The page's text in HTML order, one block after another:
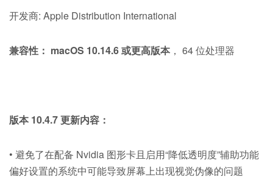
开发商: Apple Distribution International
兼容性： macOS 10.14.6 或更高版本， 64 位处理器
版本 10.4.7 更新内容：
• 避免了在配备 Nvidia 图形卡且启用“降低透明度”辅助功能
偏好设置的系统中可能导致屏幕上出现视觉伪像的问题